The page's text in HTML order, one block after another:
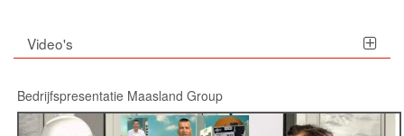
Video's
Bedrijfspresentatie Maasland Group